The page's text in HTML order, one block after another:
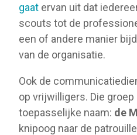
gaat ervan uit dat
scouts tot de
een of andere manier
van de organisatie.
Ook de
op vrijwilligers. Die groep
toepasselijke naam: de
knipoog naar de